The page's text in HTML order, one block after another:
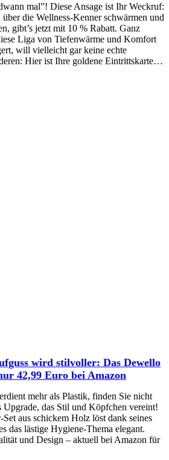
mal”! Diese Ansage ist Ihr Weckruf:
die Wellness-Kenner schwärmen und
gibt’s jetzt mit 10 % Rabatt. Ganz
Liga von Tiefenwärme und Komfort
will vielleicht gar keine echte
Hier ist Ihre goldene Eintrittskarte…
wird stilvoller: Das Dewello
42,99 Euro bei Amazon
mehr als Plastik, finden Sie nicht
Upgrade, das Stil und Köpfchen vereint!
aus schickem Holz löst dank seines
das lästige Hygiene-Thema elegant.
und Design – aktuell bei Amazon für